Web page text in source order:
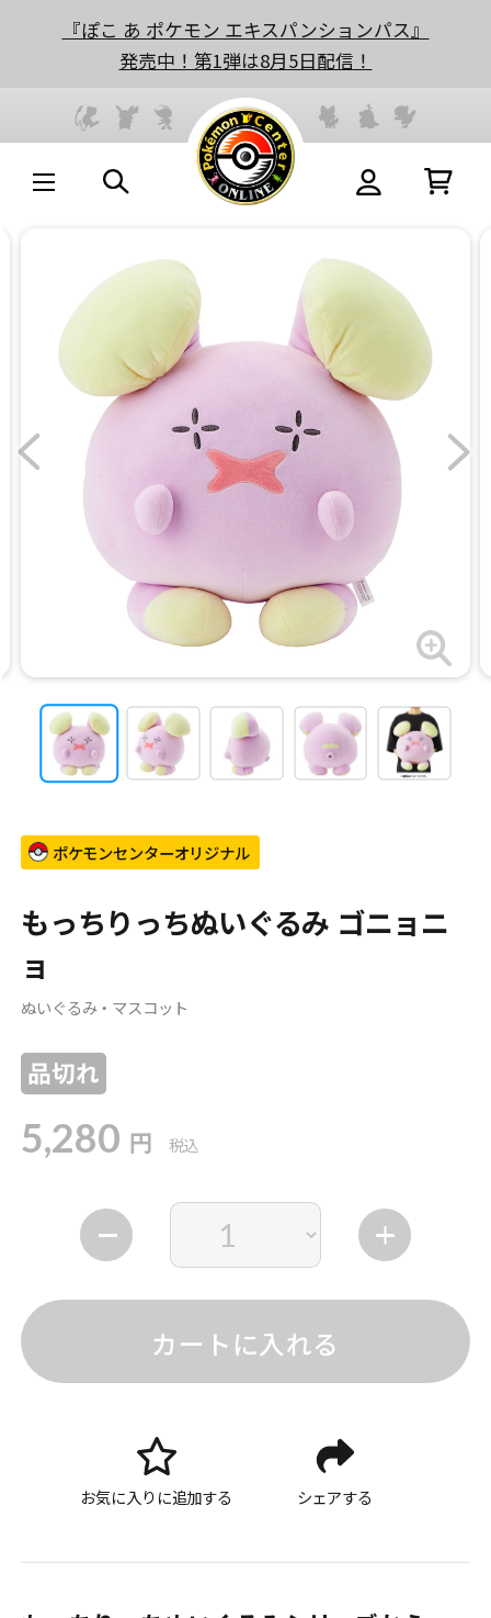
『ぽこ あ ポケモン エキスパンションパス』
発売中！第1弾は8月5日配信！
ポケモンセンターオリジナル
もっちりっちぬいぐるみ ゴニョニ
ョ
ぬいぐるみ・マスコット
品切れ
5,280 円 税込
カートに入れる
お気に入りに追加する シェアする